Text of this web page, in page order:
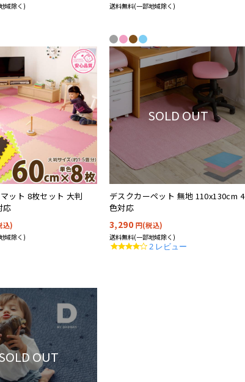
域除く) 送料無料(一部地域除く)
ット 8枚セット 大判
応
込)
域除く)
SOLD OUT
デスクカーペット 無地 110x130cm 4
色対応
3,290 円(税込)
送料無料(一部地域除く)
4.0
2 レビュー
OUT